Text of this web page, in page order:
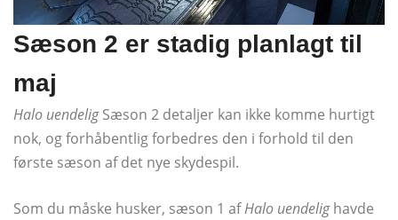
Sæson 2 er stadig planlagt til
maj
Halo uendeligSæson 2 detaljer kan ikke komme hurtigt
nok, og forhåbentlig forbedres den i forhold til den
første sæson af det nye skydespil.
Som du måske husker, sæson 1 afHalo uendelighavde